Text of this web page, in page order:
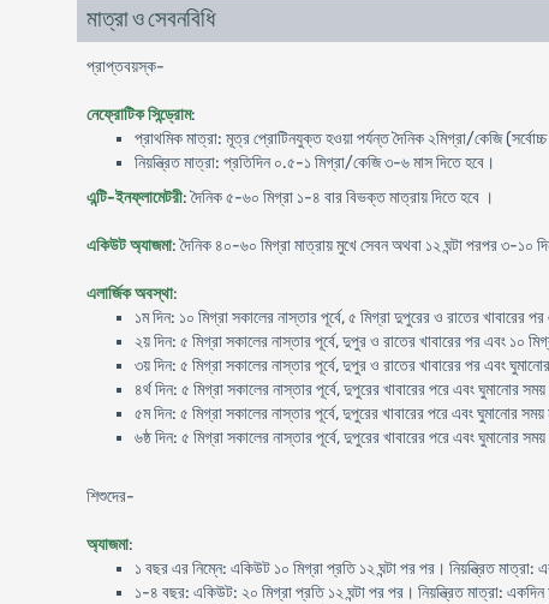
মাত্রা ও সেবনবিধি
প্রাপ্তবয়স্ক-
নেফ্রোটিক সিন্ড্রোম:
প্রাথমিক মাত্রা: মূত্র প্রোটিনযুক্ত হওয়া পর্যন্ত দৈনিক ২মিগ্রা/কেজি
নিয়ন্ত্রিত মাত্রা: প্রতিদিন ০.৫-১ মিগ্রা/কেজি ৩-৬ মাস দিতে হবে।
এন্টি-ইনফ্লামেটরী: দৈনিক ৫-৬০ মিগ্রা ১-৪ বার বিভক্ত মাত্রায় দিতে হবে ।
একিউট অ্যাজমা: দৈনিক ৪০-৬০ মিগ্রা মাত্রায় মুখে সেবন অথবা ১২ ঘন্টা পরপর ৩-১০
এলার্জিক অবস্থা:
১ম দিন: ১০ মিগ্রা সকালের নাস্তার পূর্বে, ৫ মিগ্রা দুপুরের ও রাতের খাবারের
২য় দিন: ৫ মিগ্রা সকালের নাস্তার পূর্বে, দুপুর ও রাতের খাবারের পর এবং ১০
৩য় দিন: ৫ মিগ্রা সকালের নাস্তার পূর্বে, দুপুর ও রাতের খাবারের পর এবং
৪র্থ দিন: ৫ মিগ্রা সকালের নাস্তার পূর্বে, দুপুরের খাবারের পরে এবং ঘুমানোর
৫ম দিন: ৫ মিগ্রা সকালের নাস্তার পূর্বে, দুপুরের খাবারের পরে এবং ঘুমানোর
৬ষ্ঠ দিন: ৫ মিগ্রা সকালের নাস্তার পূর্বে, দুপুরের খাবারের পরে এবং ঘুমানোর
শিশুদের-
অ্যাজমা:
১ বছর এর নিম্নে: একিউট ১০ মিগ্রা প্রতি ১২ ঘন্টা পর পর। নিয়ন্ত্রিত
১-৪ বছর: একিউট: ২০ মিগ্রা প্রতি ১২ ঘন্টা পর পর। নিয়ন্ত্রিত মাত্রা: